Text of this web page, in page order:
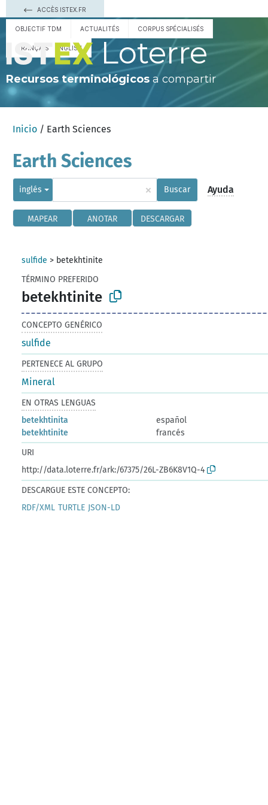
ACCÈS ISTEX.FR
OBJECTIF TDM ACTUALITÉS CORPUS SPÉCIALISÉS
FRANÇAIS ENGLISH Loterre
Recursos terminológicos a compartir
Inicio / Earth Sciences
Earth Sciences
inglés × Buscar Ayuda
MAPEAR ANOTAR DESCARGAR
sulfide > betekhtinite
TÉRMINO PREFERIDO
betekhtinite
CONCEPTO GENÉRICO
sulfide
PERTENECE AL GRUPO
Mineral
EN OTRAS LENGUAS
betekhtinita
español
betekhtinite
francés
URI
http://data.loterre.fr/ark:/67375/26L-ZB6K8V1Q-4
DESCARGUE ESTE CONCEPTO:
RDF/XML TURTLE JSON-LD